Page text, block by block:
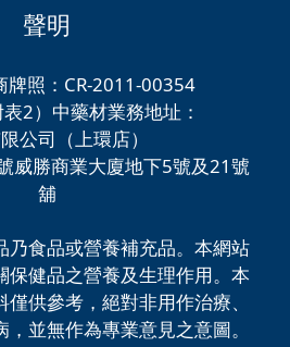
聲明
牌照：CR-2011-00354
2）中藥材業務地址：
公司（上環店）
威勝商業大廈地下5號及21號
舖
乃食品或營養補充品。本網站
保健品之營養及生理作用。本
供參考，絕對非用作治療、
並無作為專業意見之意圖。